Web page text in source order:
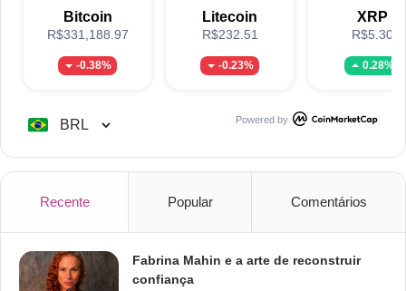
Bitcoin
R$331,188.97
-0.38%
Litecoin
R$232.51
-0.23%
XRP
R$5.30
0.28%
Powered by
Recente Popular Comentários
Fabrina Mahin e a arte de reconstruir
confiança